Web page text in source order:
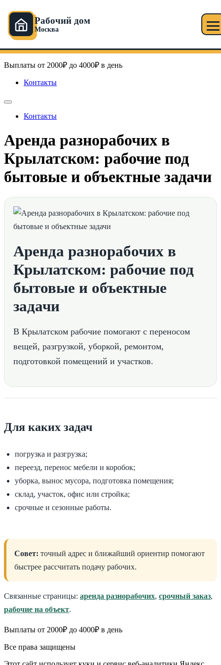
Рабочий дом
Москва
к
содержимому
Рабочий дом в Москве
Выплаты от 2000₽ до 4000₽ в день
Контакты
Контакты
Аренда разнорабочих в
Крылатском: рабочие под
бытовые и объектные задачи
Аренда разнорабочих в
Крылатском: рабочие под
бытовые и объектные
задачи
В Крылатском рабочие помогают с переносом
вещей, разгрузкой, уборкой, ремонтом,
подготовкой помещений и участков.
Для каких задач
погрузка и разгрузка;
переезд, перенос мебели и коробок;
уборка, вынос мусора, подготовка помещения;
склад, участок, офис или стройка;
срочные и сезонные работы.
Совет: точный адрес и ближайший ориентир помогают
быстрее рассчитать подачу рабочих.
Связанные страницы: аренда разнорабочих, срочный заказ,
рабочие на объект.
Выплаты от 2000₽ до 4000₽ в день
Все права защищены